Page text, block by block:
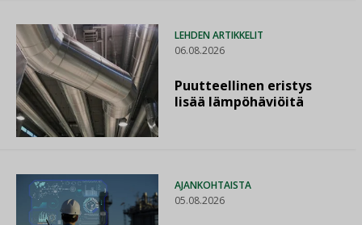
LEHDEN ARTIKKELIT
06.08.2026
Puutteellinen eristys
lisää lämpöhäviöitä
AJANKOHTAISTA
05.08.2026